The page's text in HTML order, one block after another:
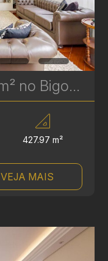
Apartamento de 427 m² no Bigorrilho - 4 Quartos, 2 Suítes e 2 Demi-Suítes | Ref 327
427.97 m²
VEJA MAIS